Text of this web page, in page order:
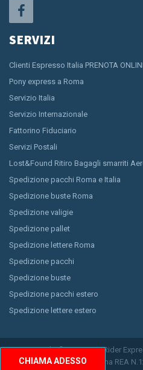
SERVIZI
Clienti Espresso Italia PRENOTA
Pony express a Roma
Servizio Italia
Servizio Internazionale
Fattorino Fiduciario
Servizi Postali
Lost&Found Ritiro Bagagli smarriti
Spedizione pacchi Roma e Italia
Spedizione buste Roma
Spedizione valigie
Spedizione pallet
Spedizione lettere Roma
Spedizione pacchi
Spedizione buste
Spedizione pacchi estero
Spedizione lettere estero
Copyright © 2026 Easy Rider
11150791009 CCIAA Roma REA
CHIAMA ADESSO